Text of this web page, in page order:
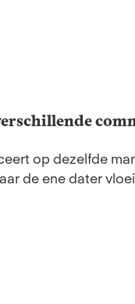
op dezelfde
de ene dater